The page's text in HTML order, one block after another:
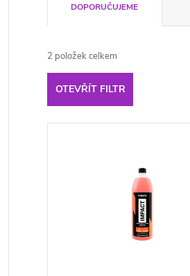
a
z
e
DOPORUČUJEME
2 položek celkem
OTEVŘÍT FILTR